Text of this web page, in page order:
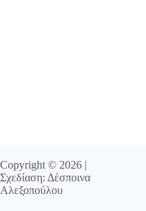
Copyright © 2026 |
Σχεδίαση: Δέσποινα
Αλεξοπούλου